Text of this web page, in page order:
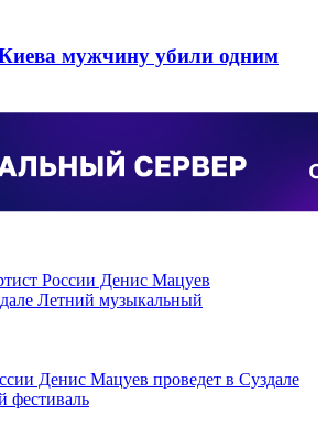
мужчину убили одним
Денис Мацуев проведет в Суздале
фестиваль